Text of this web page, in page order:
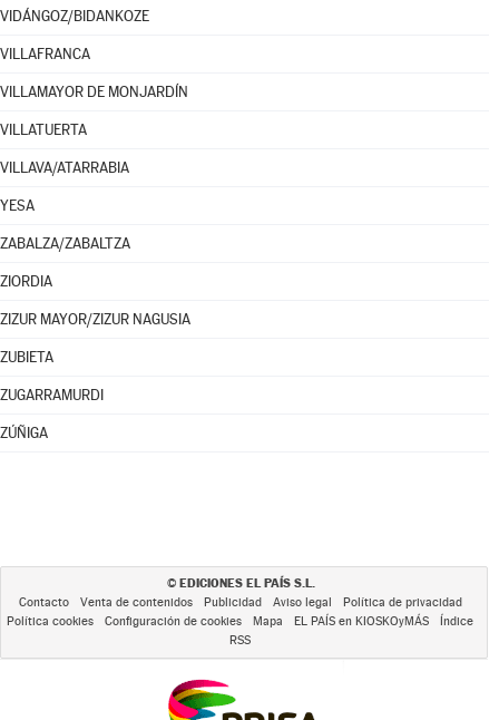
VIDÁNGOZ/BIDANKOZE
VILLAFRANCA
VILLAMAYOR DE MONJARDÍN
VILLATUERTA
VILLAVA/ATARRABIA
YESA
ZABALZA/ZABALTZA
ZIORDIA
ZIZUR MAYOR/ZIZUR NAGUSIA
ZUBIETA
ZUGARRAMURDI
ZÚÑIGA
© EDICIONES EL PAÍS S.L.
Contacto Venta de contenidos Publicidad Aviso legal
Política de privacidad
Política cookies
Configuración de cookies Mapa EL PAÍS en KIOSKOyMÁS
Índice
RSS